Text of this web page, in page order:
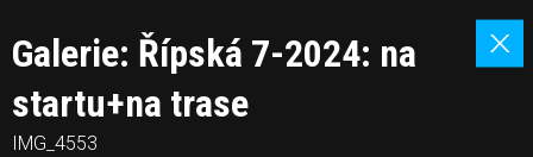
Galerie: Řípská 7-2024: na
startu+na trase
IMG_4553